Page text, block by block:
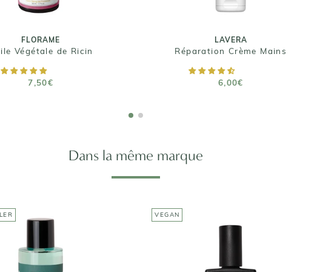
FLORAME
Végétale de Ricin
7,50€
AJOUTER AU PANIER
LAVERA
Réparation Crème Mains
6,00€
AJOUTER AU PANIER
Dans la même marque
MANUCURIST
dissolvante Green
VEGAN
MANUCURIST